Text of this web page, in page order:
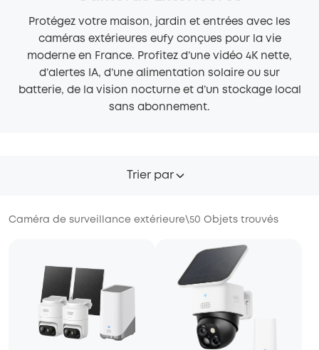
Protégez votre maison, jardin et entrées avec les
caméras extérieures eufy conçues pour la vie
moderne en France. Profitez d’une vidéo 4K nette,
d’alertes IA, d’une alimentation solaire ou sur
batterie, de la vision nocturne et d’un stockage local
sans abonnement.
Trier par
Caméra de surveillance extérieure\50 Objets trouvés